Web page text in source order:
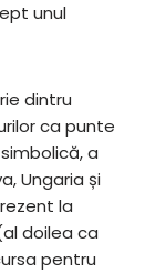
unul
dintru
ca punte
a
Ungaria și
la
doilea ca
pentru